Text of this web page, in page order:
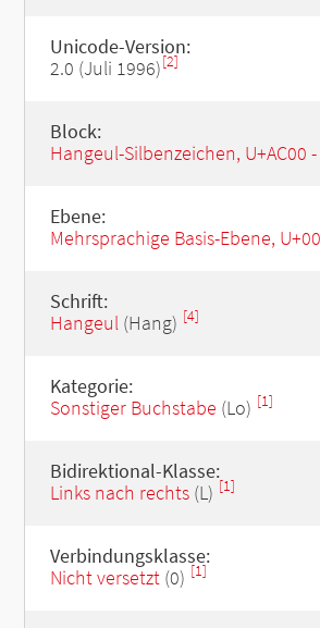
Unicode-Version:
2.0 (Juli 1996)[2]
Block:
Hangeul-Silbenzeichen, U+AC00 -
Ebene:
Mehrsprachige Basis-Ebene,
Schrift:
Hangeul(Hang) [4]
Kategorie:
Sonstiger Buchstabe (Lo) [1]
Bidirektional-Klasse:
Links nach rechts(L) [1]
Verbindungsklasse:
Nicht versetzt(0) [1]